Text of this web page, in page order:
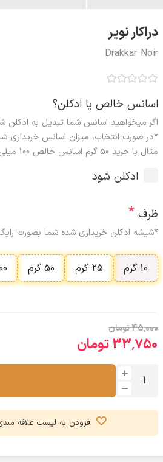
دراکار نویر
Drakkar Noir
اسانس خالص یا ادکلن؟
اگر میخواهید اسانس شما تبدیل به ادکلن
*در صورت انتخاب، میزان اسانس خریداری
مثال با خرید 50 گرم اسانس خالص 100 میلی لیتر ادکلن با پخش و ماندگاری مطلوب تحویل میگیرید.
ادکلن شود
ظرف *
*شیشه ادکلن خریداری شده شما بصورت
10 گرم 25 گرم 50 گرم
45٬000 تومان
33٬750 تومان
افزودن به لیست علاقه